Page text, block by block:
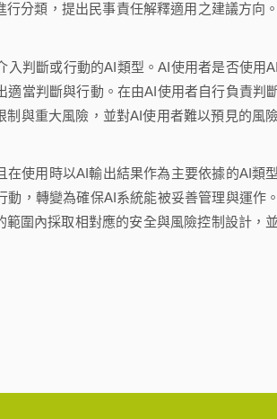
分類，提出民事責任解釋適用之建議方向
判斷或行動的AI類型。AI使用者是否使用AI
當判斷與行動。在由AI使用者自行負責判
與重大風險，並對AI使用者難以預見的風險
使用時以AI輸出結果作為主要依據的AI類型
，轉變為確保AI系統能被妥善管理與運作
圍內採取相對應的安全與風險控制設計，